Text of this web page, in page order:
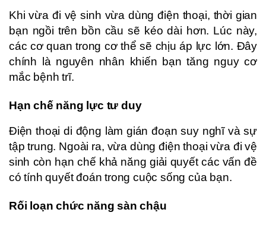
Khi vừa đi vệ sinh vừa dùng điện thoại, thời gian
bạn ngồi trên bồn cầu sẽ kéo dài hơn. Lúc này,
các cơ quan trong cơ thể sẽ chịu áp lực lớn. Đây
chính là nguyên nhân khiến bạn tăng nguy cơ
mắc bệnh trĩ.
Hạn chế năng lực tư duy
Điện thoại di động làm gián đoạn suy nghĩ và sự
tập trung. Ngoài ra, vừa dùng điện thoại vừa đi vệ
sinh còn hạn chế khả năng giải quyết các vấn đề
có tính quyết đoán trong cuộc sống của bạn.
Rối loạn chức năng sàn chậu